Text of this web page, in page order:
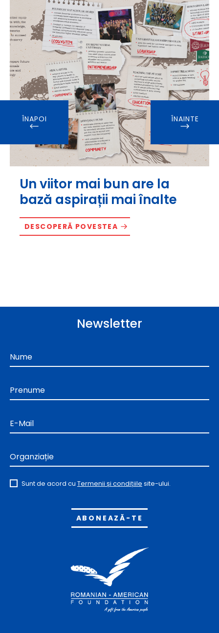
Un viitor mai bun are la
bază aspirații mai înalte
DESCOPERĂ POVESTEA
ÎNAPOI ÎNAINTE
Newsletter
Nume
Prenume
E-Mail
Organziație
Sunt de acord cu Termenii și condițiile site-ului.